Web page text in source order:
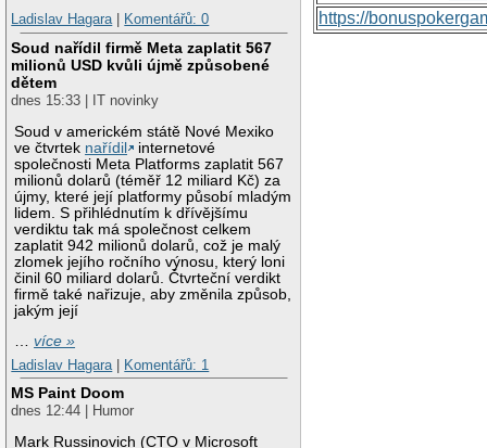
Ladislav Hagara| Komentářů: 0
Soud nařídil firmě Meta zaplatit 567
milionů USD kvůli újmě způsobené
dětem
dnes 15:33 | IT novinky
Soud v americkém státě Nové Mexiko
ve čtvrtek nařídil
internetové
společnosti Meta Platforms zaplatit 567
milionů dolarů (téměř 12 miliard Kč) za
újmy, které její platformy působí mladým
lidem. S přihlédnutím k dřívějšímu
verdiktu tak má společnost celkem
zaplatit 942 milionů dolarů, což je malý
zlomek jejího ročního výnosu, který loni
činil 60 miliard dolarů. Čtvrteční verdikt
firmě také nařizuje, aby změnila způsob,
jakým její
…více »
Ladislav Hagara
Komentářů: 1
MS Paint Doom
dnes 12:44 | Humor
Mark Russinovich (CTO v Microsoft
https://